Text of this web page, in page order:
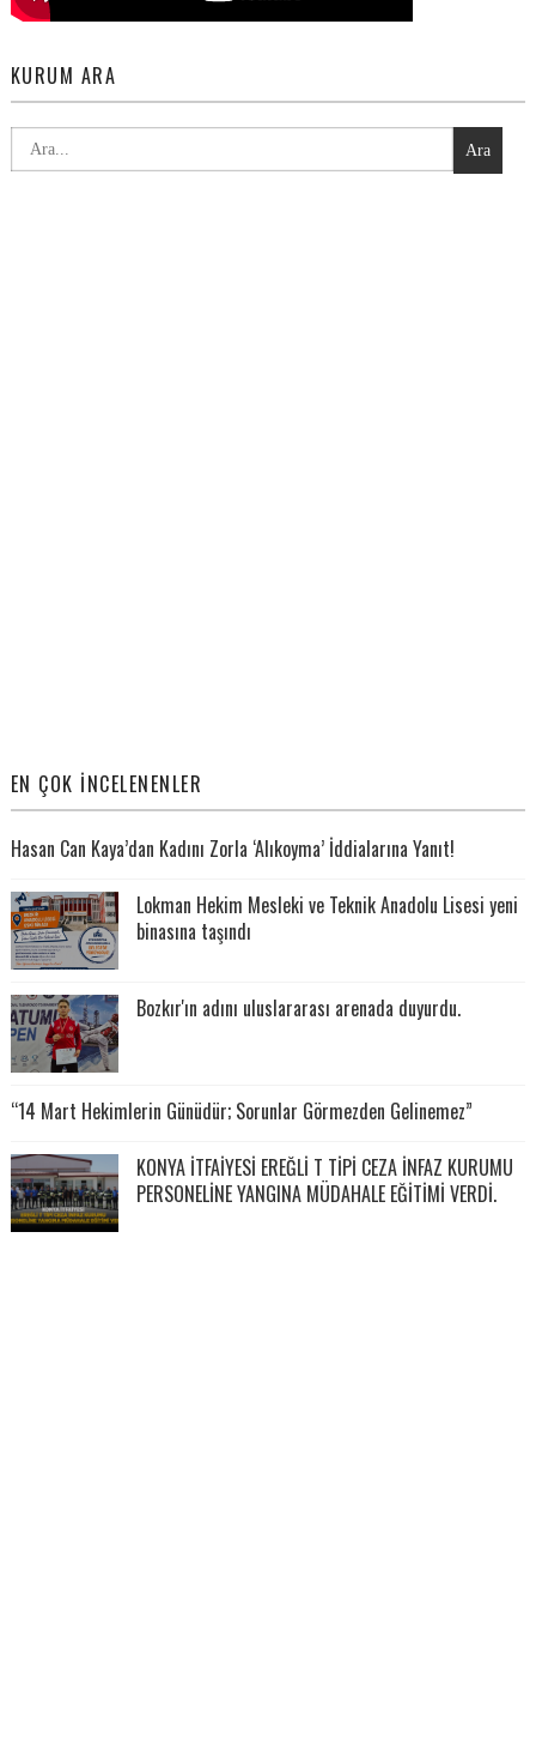
KURUM ARA
Ara
EN ÇOK İNCELENENLER
Hasan Can Kaya’dan Kadını Zorla ‘Alıkoyma’ İddialarına Yanıt!
Lokman Hekim Mesleki ve Teknik Anadolu Lisesi yeni
binasına taşındı
Bozkır'ın adını uluslararası arenada duyurdu.
“14 Mart Hekimlerin Günüdür; Sorunlar Görmezden Gelinemez”
KONYA İTFAİYESİ EREĞLİ T TİPİ CEZA İNFAZ KURUMU
PERSONELİNE YANGINA MÜDAHALE EĞİTİMİ VERDİ.